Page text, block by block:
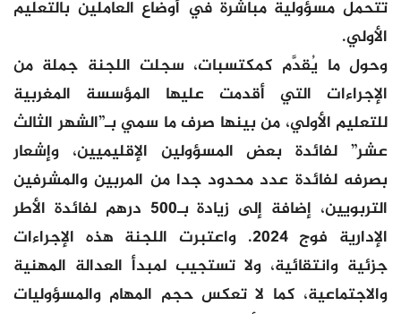
تتحمل مسؤولية مباشرة في أوضاع العاملين بالتعليم
الأولي.
وحول ما يُقدَّم كمكتسبات، سجلت اللجنة جملة من
الإجراءات التي أقدمت عليها المؤسسة المغربية
للتعليم الأولي، من بينها صرف ما سمي بـ”الشهر الثالث
عشر” لفائدة بعض المسؤولين الإقليميين، وإشعار
بصرفه لفائدة عدد محدود جدا من المربين والمشرفين
التربويين، إضافة إلى زيادة بـ500 درهم لفائدة الأطر
الإدارية فوج 2024. واعتبرت اللجنة هذه الإجراءات
جزئية وانتقائية، ولا تستجيب لمبدأ العدالة المهنية
والاجتماعية، كما لا تعكس حجم المهام والمسؤوليات